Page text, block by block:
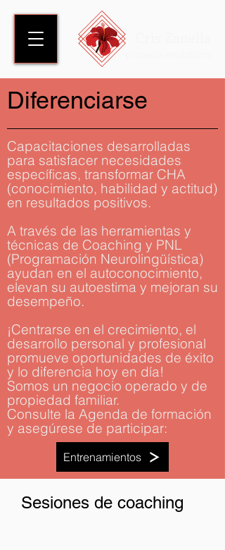
Diferenciarse
Capacitaciones desarrolladas
para satisfacer necesidades
específicas, transformar CHA
(conocimiento, habilidad y actitud)
en resultados positivos.
A través de las herramientas y
técnicas de Coaching y PNL
(Programación Neurolingüística)
ayudan en el autoconocimiento,
elevan su autoestima y mejoran su
desempeño.
¡Centrarse en el crecimiento, el
desarrollo personal y profesional
promueve oportunidades de éxito
y lo diferencia hoy en día!
Somos un negocio operado y de
propiedad familiar.
Consulte la Agenda de formación
y asegúrese de participar:
Entrenamientos
Sesiones de coaching